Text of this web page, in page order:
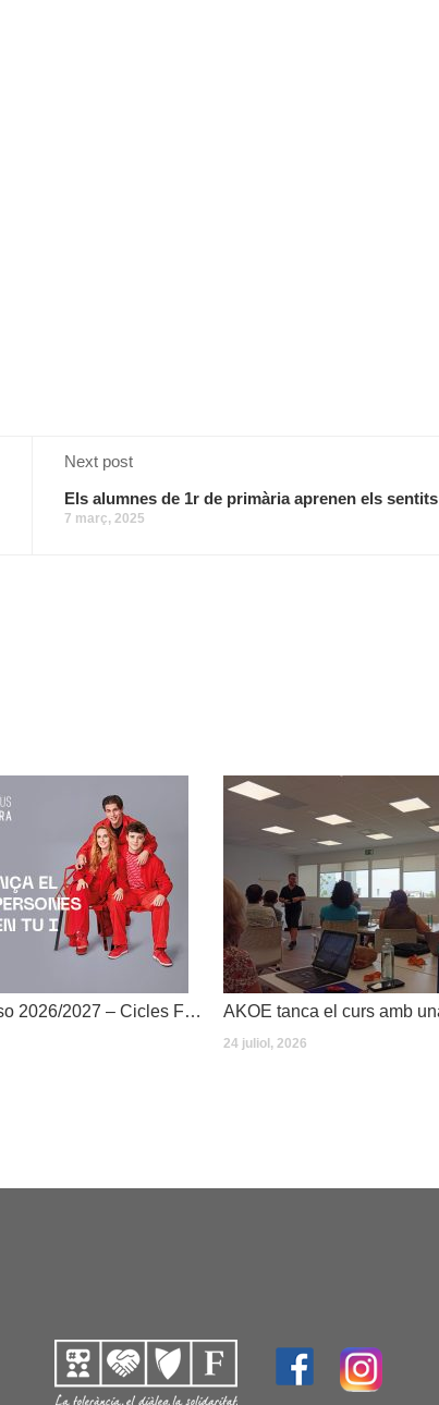
Next post
Els alumnes de 1r de primària aprenen els sentits
7 març, 2025
Dates inici de curso 2026/2027 – Cicles Formatius
24 juliol, 2026